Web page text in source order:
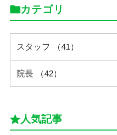
カテゴリ
スタッフ （41）
院長 （42）
人気記事